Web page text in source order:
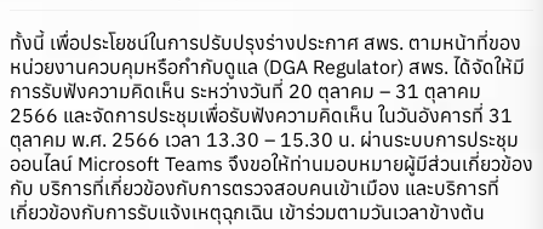
ทั้งนี้ เพื่อประโยชน์ในการปรับปรุงร่างประกาศ สพร. ตามหน้าที่ของ
หน่วยงานควบคุมหรือกำกับดูแล (DGA Regulator) สพร. ได้จัดให้มี
การรับฟังความคิดเห็น ระหว่างวันที่ 20 ตุลาคม – 31 ตุลาคม
2566 และจัดการประชุมเพื่อรับฟังความคิดเห็น ในวันอังคารที่ 31
ตุลาคม พ.ศ. 2566 เวลา 13.30 – 15.30 น. ผ่านระบบการประชุม
ออนไลน์ Microsoft Teams จึงขอให้ท่านมอบหมายผู้มีส่วนเกี่ยวข้อง
กับ บริการที่เกี่ยวข้องกับการตรวจสอบคนเข้าเมือง และบริการที่
เกี่ยวข้องกับการรับแจ้งเหตุฉุกเฉิน เข้าร่วมตามวันเวลาข้างต้น